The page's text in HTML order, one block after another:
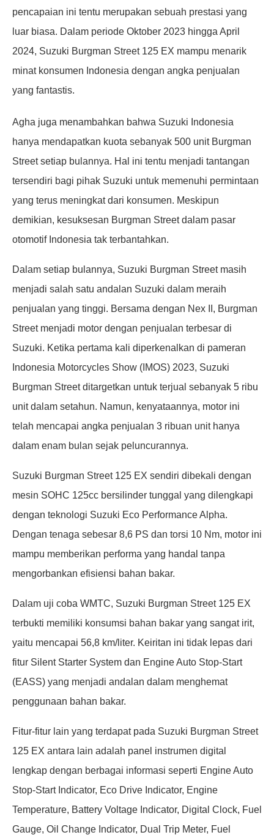
pencapaian ini tentu merupakan sebuah prestasi yang
luar biasa. Dalam periode Oktober 2023 hingga April
2024, Suzuki Burgman Street 125 EX mampu menarik
minat konsumen Indonesia dengan angka penjualan
yang fantastis.
Agha juga menambahkan bahwa Suzuki Indonesia
hanya mendapatkan kuota sebanyak 500 unit Burgman
Street setiap bulannya. Hal ini tentu menjadi tantangan
tersendiri bagi pihak Suzuki untuk memenuhi permintaan
yang terus meningkat dari konsumen. Meskipun
demikian, kesuksesan Burgman Street dalam pasar
otomotif Indonesia tak terbantahkan.
Dalam setiap bulannya, Suzuki Burgman Street masih
menjadi salah satu andalan Suzuki dalam meraih
penjualan yang tinggi. Bersama dengan Nex II, Burgman
Street menjadi motor dengan penjualan terbesar di
Suzuki. Ketika pertama kali diperkenalkan di pameran
Indonesia Motorcycles Show (IMOS) 2023, Suzuki
Burgman Street ditargetkan untuk terjual sebanyak 5 ribu
unit dalam setahun. Namun, kenyataannya, motor ini
telah mencapai angka penjualan 3 ribuan unit hanya
dalam enam bulan sejak peluncurannya.
Suzuki Burgman Street 125 EX sendiri dibekali dengan
mesin SOHC 125cc bersilinder tunggal yang dilengkapi
dengan teknologi Suzuki Eco Performance Alpha.
Dengan tenaga sebesar 8,6 PS dan torsi 10 Nm, motor ini
mampu memberikan performa yang handal tanpa
mengorbankan efisiensi bahan bakar.
Dalam uji coba WMTC, Suzuki Burgman Street 125 EX
terbukti memiliki konsumsi bahan bakar yang sangat irit,
yaitu mencapai 56,8 km/liter. Keiritan ini tidak lepas dari
fitur Silent Starter System dan Engine Auto Stop-Start
(EASS) yang menjadi andalan dalam menghemat
penggunaan bahan bakar.
Fitur-fitur lain yang terdapat pada Suzuki Burgman Street
125 EX antara lain adalah panel instrumen digital
lengkap dengan berbagai informasi seperti Engine Auto
Stop-Start Indicator, Eco Drive Indicator, Engine
Temperature, Battery Voltage Indicator, Digital Clock, Fuel
Gauge, Oil Change Indicator, Dual Trip Meter, Fuel